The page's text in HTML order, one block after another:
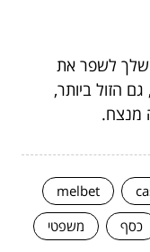
שלך לשפר את
הזול ביותר,
מנצח.
melbet
כסף משפטי